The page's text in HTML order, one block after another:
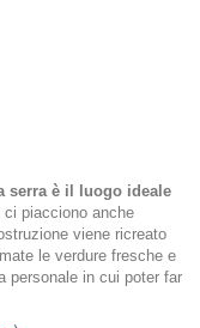
serra è il luogo ideale
piacciono anche
viene ricreato
le verdure fresche e
personale in cui poter far